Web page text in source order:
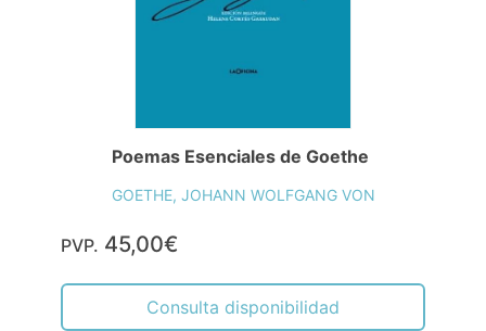
Poemas Esenciales de Goethe
GOETHE, JOHANN WOLFGANG VON
PVP. 45,00€
Consulta disponibilidad